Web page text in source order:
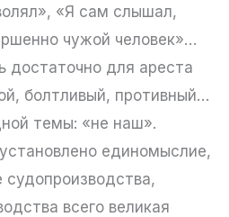
«Я сам слышал,
чужой человек»…
достаточно для ареста
болтливый, противный…
темы: «не наш».
единомыслие,
судопроизводства,
всего великая